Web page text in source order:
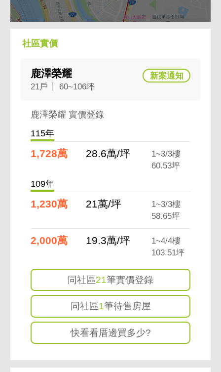
社區實價
鹿澤榮耀
21戶 60~106坪
鹿澤榮耀 實價登錄
115年
1,728萬 28.6萬/坪
1~3/3樓
60.53坪
109年
1,230萬 21萬/坪
1~3/3樓
58.65坪
2,000萬 19.3萬/坪
1~4/4樓
103.51坪
同社區21筆實價登錄
同社區1筆待售房屋
快看看厝邊買多少?